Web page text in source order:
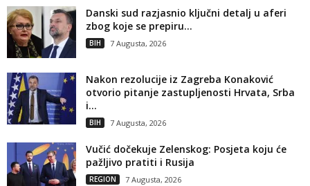
Danski sud razjasnio ključni detalj u aferi
zbog koje se prepiru...
BIH 7 Augusta, 2026
Nakon rezolucije iz Zagreba Konaković
otvorio pitanje zastupljenosti Hrvata, Srba
i...
BIH 7 Augusta, 2026
Vučić dočekuje Zelenskog: Posjeta koju će
pažljivo pratiti i Rusija
REGION 7 Augusta, 2026